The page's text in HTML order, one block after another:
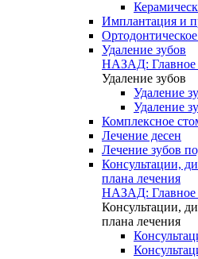
Имплантация и
Удаление зубов
НАЗАД:
Удаление зубов
Удаление
Удаление
Комплексное
Лечение десен
Лечение зубов
Консультации,
плана лечения
НАЗАД:
Консультации,
плана лечения